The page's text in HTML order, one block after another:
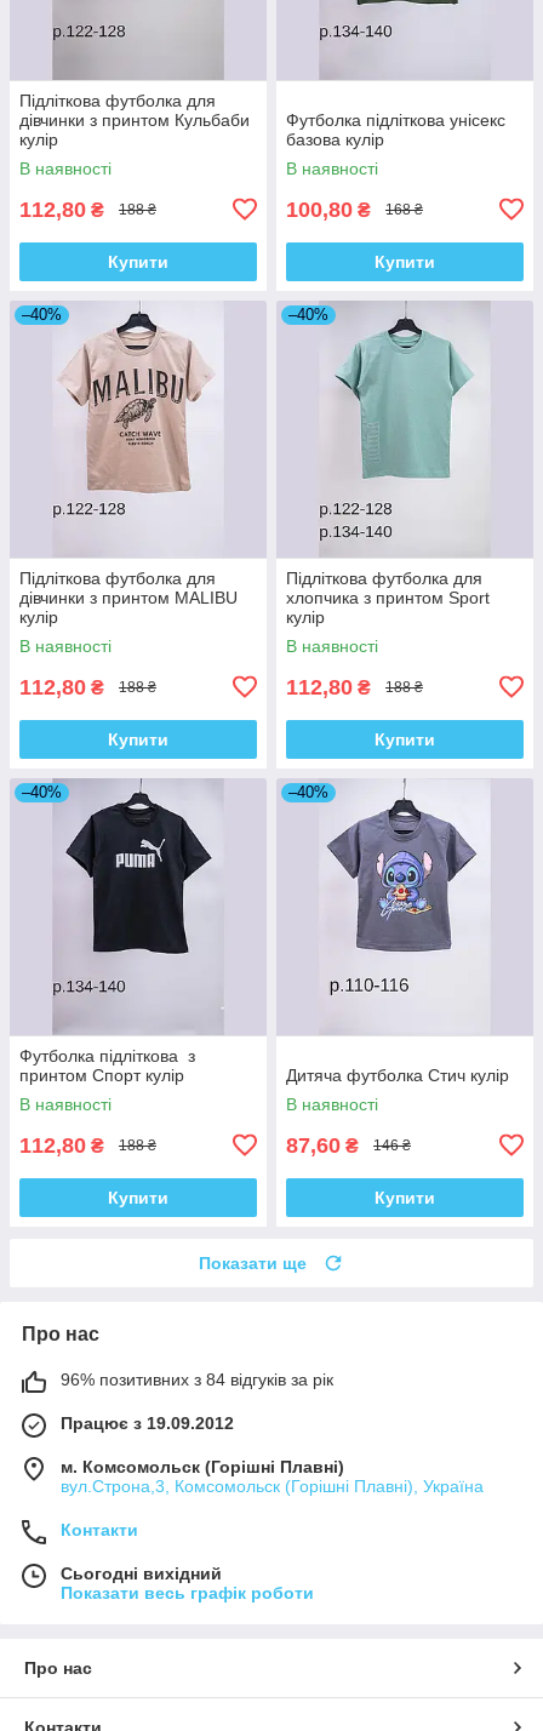
Підліткова футболка для
дівчинки з принтом Кульбаби
кулір
В наявності
112,80 ₴ 188 ₴
Купити
Футболка підліткова унісекс
базова кулір
В наявності
100,80 ₴ 168 ₴
Купити
–40%
Підліткова футболка для
дівчинки з принтом MALIBU
кулір
В наявності
112,80 ₴ 188 ₴
Купити
–40%
Підліткова футболка для
хлопчика з принтом Sport
кулір
В наявності
112,80 ₴ 188 ₴
Купити
–40%
Футболка підліткова з
принтом Спорт кулір
В наявності
112,80 ₴ 188 ₴
Купити
–40%
Дитяча футболка Стич кулір
В наявності
87,60 ₴ 146 ₴
Купити
Показати ще
Про нас
96% позитивних з 84 відгуків за рік
Працює з 19.09.2012
м. Комсомольск (Горішні Плавні)
вул.Строна,3, Комсомольск (Горішні Плавні), Україна
Контакти
Сьогодні вихідний
Показати весь графік роботи
Про нас